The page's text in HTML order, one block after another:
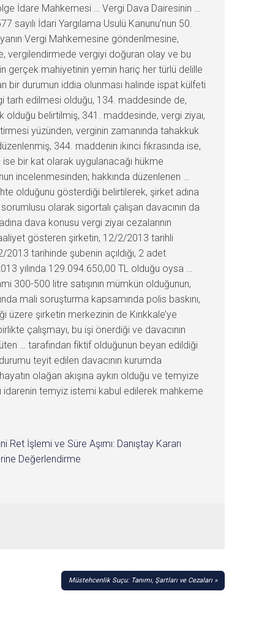
İdare Mahkemesi … Vergi Dava Dairesinin …
sayılı İdari Yargılama Usulü Kanunu’nun 50.
Vergi Mahkemesine gönderilmesine,
vergilendirmede vergiyi doğuran olay ve bu
gerçek mahiyetinin yemin hariç her türlü delille
durumun iddia olunması halinde ispat külfeti
tarh edilmesi olduğu, 134. maddesinde de,
belirtilmiş, 341. maddesinde, vergi ziyaı,
yüzünden, verginin zamanında tahakkuk
344. maddenin ikinci fıkrasında ise,
bir kat olarak uygulanacağı hükme
incelenmesinden; hakkında düzenlenen …
olduğunu gösterdiği belirtilerek, şirket adına
olarak sigortalı çalışan davacının da
dava konusu vergi ziyaı cezalarının
gösteren şirketin, 12/2/2013 tarihli
tarihinde şubenin açıldığı, 2 adet
yılında 129.094.650,00 TL olduğu oysa …
300-500 litre satışının mümkün olduğunun,
mali soruşturma kapsamında polis baskını,
şirketin merkezinin de Kırıkkale’ye
çalışmayı, bu işi önerdiği ve davacının
… tarafından fiktif olduğunun beyan edildiği
teyit edilen davacının kurumda
olağan akışına aykırı olduğu ve temyize
idarenin temyiz istemi kabul edilerek mahkeme
Ret İşlemi ve Süre Aşımı: Danıştay Kararı
Değerlendirme
Müstehcenlik Suçu: Tanımı, Şartları ve Cezaları